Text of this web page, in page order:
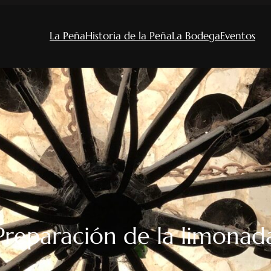
La PeñaHistoria de la PeñaLa BodegaEventos
de la